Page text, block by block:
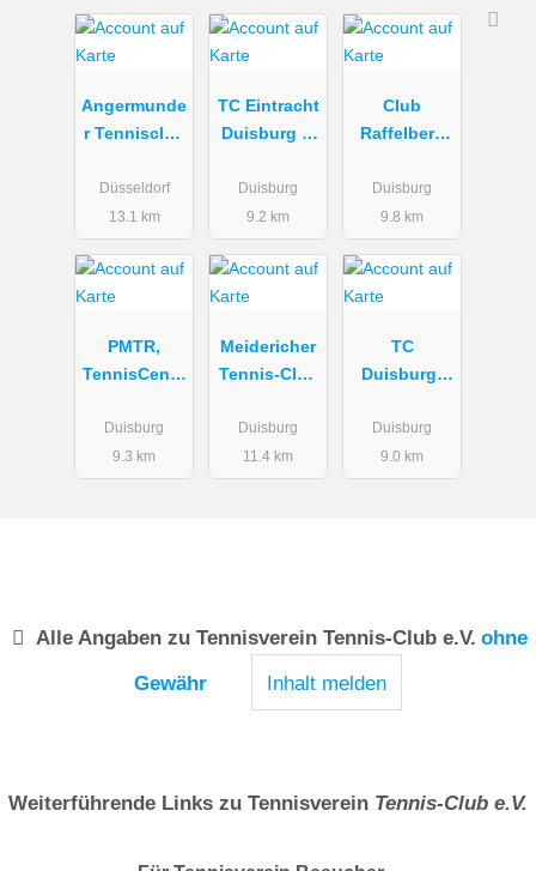
Angermunde
r Tennisclub
Düsseldorf
13.1 km
TC Eintracht
Duisburg e.
Duisburg
9.2 km
Club
Raffelberg
Duisburg
9.8 km
PMTR,
TennisCente
SportSchule
Wedau
Duisburg
9.3 km
Meidericher
Tennis-Club
V.
Duisburg
11.4 km
TC
Duisburg-
Duisburg
9.0 km
Alle Angaben zu Tennisverein Tennis-Club e.V. ohne
Gewähr
Inhalt melden
Weiterführende Links zu Tennisverein Tennis-Club e.V.